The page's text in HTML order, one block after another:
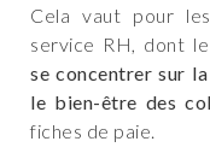
Cela vaut pour
service RH, dont
se concentrer sur
le bien-être des
fiches de paie.